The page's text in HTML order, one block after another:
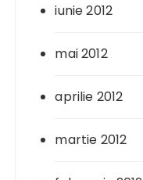
iunie 2012
mai 2012
aprilie 2012
martie 2012